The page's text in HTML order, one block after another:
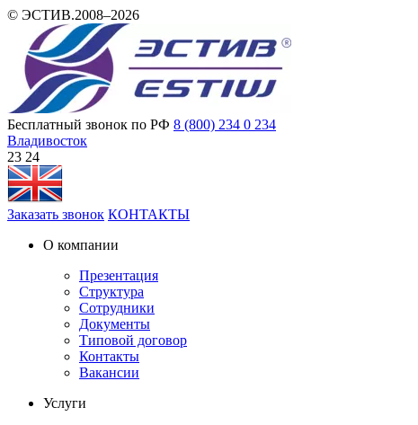
© ЭСТИВ.2008–2026
Бесплатный звонок по РФ 8 (800) 234 0 234
Владивосток
23:24
Заказать звонок КОНТАКТЫ
О компании
Презентация
Структура
Сотрудники
Документы
Типовой договор
Контакты
Вакансии
Услуги